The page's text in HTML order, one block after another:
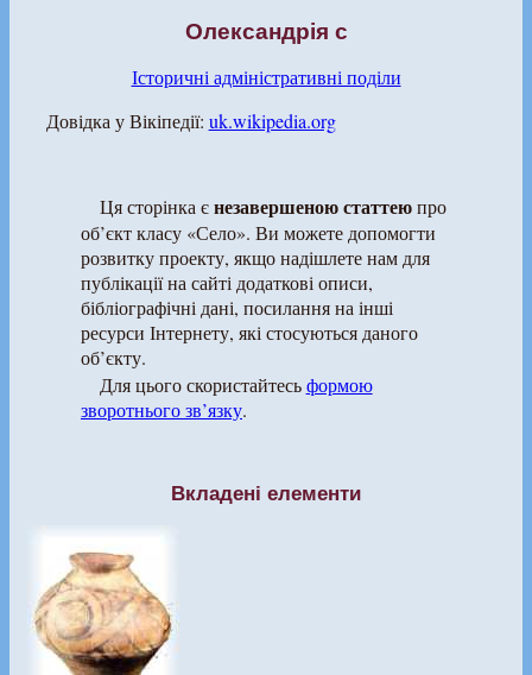
Олександрія с
Історичні адміністративні поділи
Довідка у Вікіпедії: uk.wikipedia.org
Ця сторінка єнезавершеною статтеюпро
об’єкт класу «Село». Ви можете допомогти
розвитку проекту, якщо надішлете нам для
публікації на сайті додаткові описи,
бібліографічні дані, посилання на інші
ресурси Інтернету, які стосуються даного
об’єкту.
Для цього скористайтесьформою
зворотнього зв’язку.
Вкладені елементи